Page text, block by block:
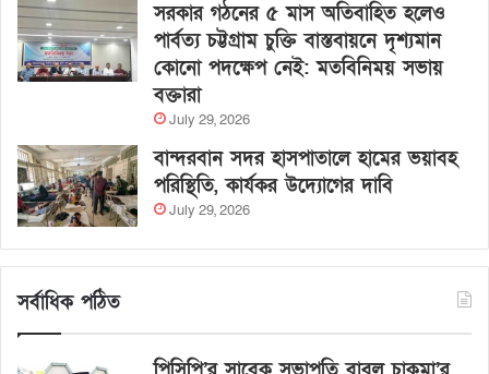
সরকার গঠনের ৫ মাস অতিবাহিত হলেও
পার্বত্য চট্টগ্রাম চুক্তি বাস্তবায়নে দৃশ্যমান
কোনো পদক্ষেপ নেই: মতবিনিময় সভায়
বক্তারা
July 29, 2026
বান্দরবান সদর হাসপাতালে হামের ভয়াবহ
পরিস্থিতি, কার্যকর উদ্যোগের দাবি
July 29, 2026
সর্বাধিক পঠিত